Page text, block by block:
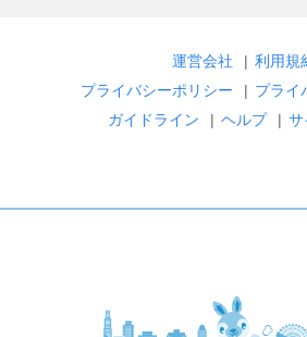
運営会社 | 利用規
プライバシーポリシー
| プライ
ガイドライン
| ヘルプ | サ